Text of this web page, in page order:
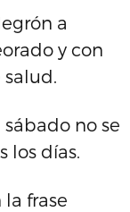
a
y con
no se
los días.
frase